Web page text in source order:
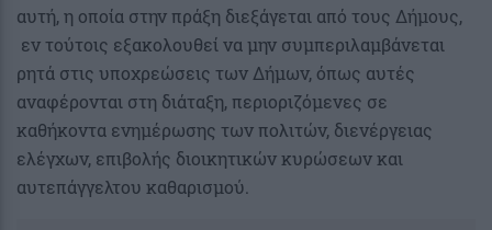
αυτή, η οποία στην πράξη διεξάγεται από τους Δήμους,
εν τούτοις εξακολουθεί να μην συμπεριλαμβάνεται
ρητά στις υποχρεώσεις των Δήμων, όπως αυτές
αναφέρονται στη διάταξη, περιοριζόμενες σε
καθήκοντα ενημέρωσης των πολιτών, διενέργειας
ελέγχων, επιβολής διοικητικών κυρώσεων και
αυτεπάγγελτου καθαρισμού.